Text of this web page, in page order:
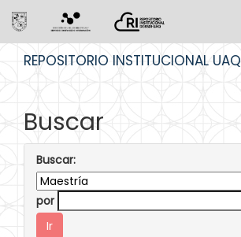
REPOSITORIO INSTITUCIONAL UAQ
Buscar
Buscar:
por